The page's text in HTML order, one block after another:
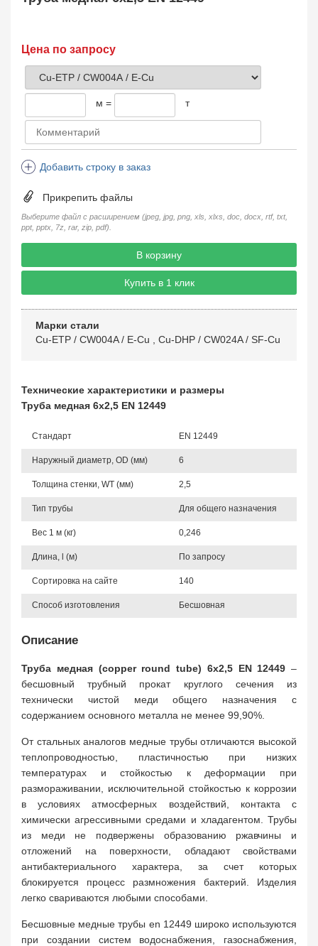
Цена по запросу
м = т
Добавить строку в заказ
Прикрепить файлы
Выберите файл с расширением (jpeg, jpg, png, xls, xlxs, doc, docx, rtf, txt,
ppt, pptx, 7z, rar, zip, pdf).
В корзину
Купить в 1 клик
Марки стали
Cu-ETP / CW004A / E-Cu
Cu-DHP / CW024A / SF-Cu
Технические характеристики и размеры
Труба медная 6х2,5 EN 12449
Стандарт EN 12449
Наружный диаметр, OD (мм) 6
Толщина стенки, WT (мм) 2,5
Тип трубы Для общего назначения
Вес 1 м (кг) 0,246
Длина, l (м) По запросу
Сортировка на сайте 140
Способ изготовления Бесшовная
Описание
Труба медная (copper round tube) 6x2,5 EN 12449 –
бесшовный трубный прокат круглого сечения из
технически чистой меди общего назначения с
содержанием основного металла не менее 99,90%.
От стальных аналогов медные трубы отличаются высокой
теплопроводностью, пластичностью при низких
температурах и стойкостью к деформации при
размораживании, исключительной стойкостью к коррозии
в условиях атмосферных воздействий, контакта с
химически агрессивными средами и хладагентом. Трубы
из меди не подвержены образованию ржавчины и
отложений на поверхности, обладают свойствами
антибактериального характера, за счет которых
блокируется процесс размножения бактерий. Изделия
легко свариваются любыми способами.
Бесшовные медные трубы en 12449 широко используются
при создании систем водоснабжения, газоснабжения,